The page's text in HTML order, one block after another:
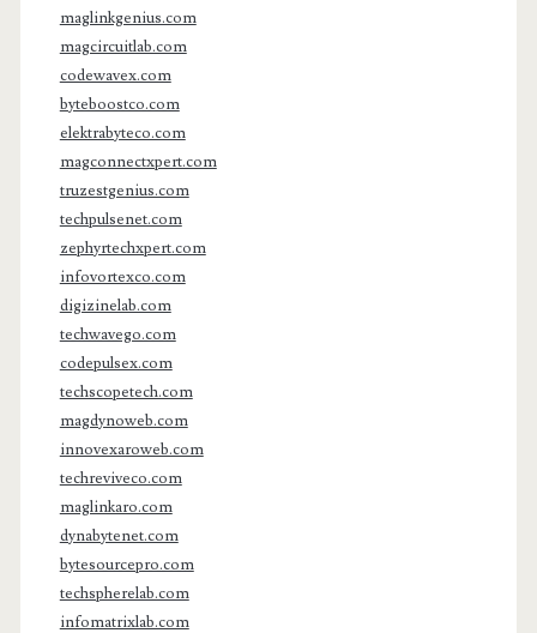
maglinkgenius.com
magcircuitlab.com
codewavex.com
byteboostco.com
elektrabyteco.com
magconnectxpert.com
truzestgenius.com
techpulsenet.com
zephyrtechxpert.com
infovortexco.com
digizinelab.com
techwavego.com
codepulsex.com
techscopetech.com
magdynoweb.com
innovexaroweb.com
techreviveco.com
maglinkaro.com
dynabytenet.com
bytesourcepro.com
techspherelab.com
infomatrixlab.com